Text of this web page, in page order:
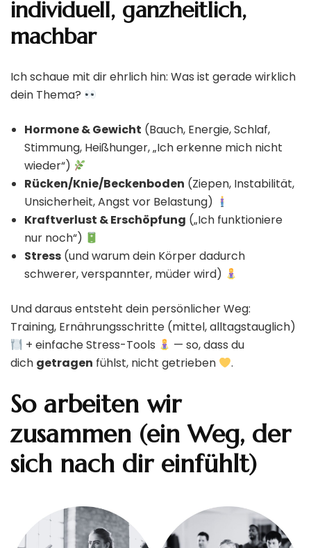
individuell, ganzheitlich,
machbar
Ich schaue mit dir ehrlich hin: Was ist gerade wirklich
dein Thema?
Hormone & Gewicht (Bauch, Energie, Schlaf,
Stimmung, Heißhunger, „Ich erkenne mich nicht
wieder“)
Rücken/Knie/Beckenboden (Ziepen, Instabilität,
Unsicherheit, Angst vor Belastung)
Kraftverlust & Erschöpfung („Ich funktioniere
nur noch“)
Stress (und warum dein Körper dadurch
schwerer, verspannter, müder wird)
Und daraus entsteht dein persönlicher Weg:
Training, Ernährungsschritte (mittel, alltagstauglich)
+ einfache Stress-Tools
— so, dass du
dich getragen fühlst, nicht getrieben .
So arbeiten wir
zusammen (ein Weg, der
sich nach dir einfühlt)